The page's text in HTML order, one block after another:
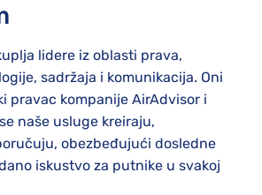
lidere iz oblasti prava,
sadržaja i komunikacija. Oni
pravac kompanije AirAdvisor i
naše usluge kreiraju,
obezbeđujući dosledne
iskustvo za putnike u svakoj